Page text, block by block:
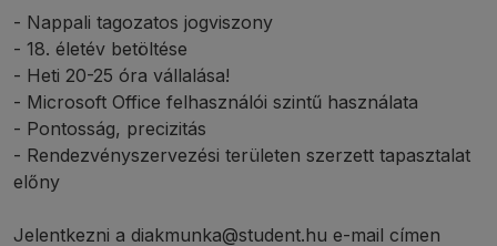
- Nappali tagozatos jogviszony
- 18. életév betöltése
- Heti 20-25 óra vállalása!
- Microsoft Office felhasználói szintű használata
- Pontosság, precizitás
- Rendezvényszervezési területen szerzett tapasztalat
előny
Jelentkezni a diakmunka@student.hu e-mail címen